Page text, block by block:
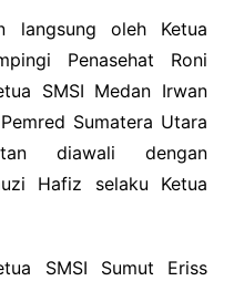
langsung oleh Ketua
Penasehat Roni
SMSI Medan Irwan
Sumatera Utara
diawali dengan
Hafiz selaku Ketua
SMSI Sumut Eriss